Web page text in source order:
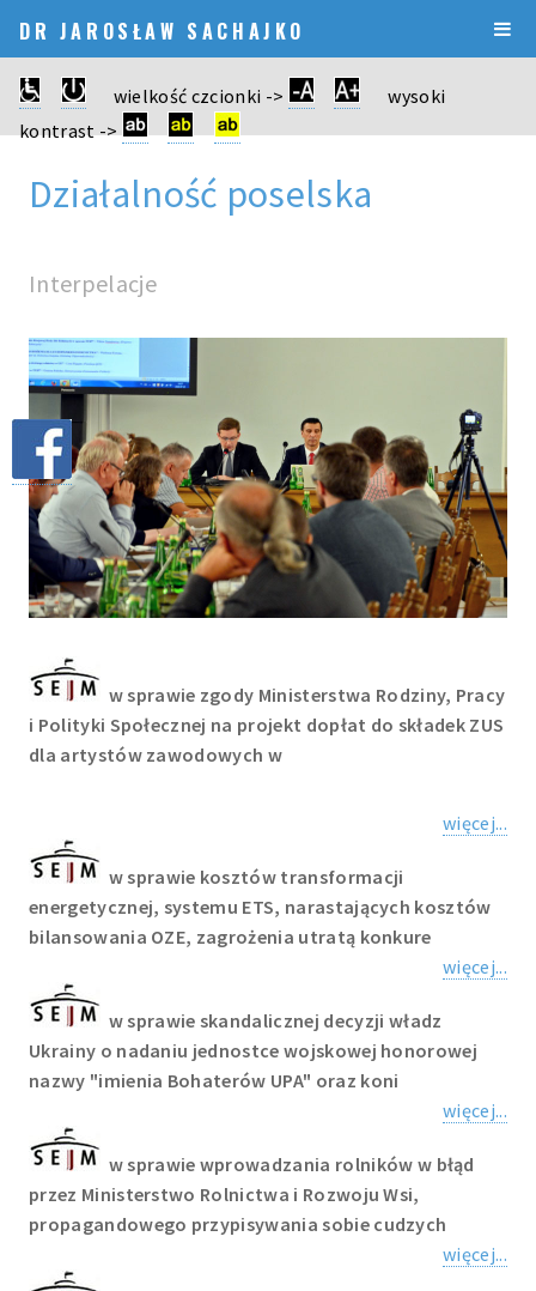
DR JAROSŁAW SACHAJKO
wielkość czcionki ->
wysoki
kontrast ->
Działalność poselska
Interpelacje
w sprawie zgody Ministerstwa Rodziny, Pracy
i Polityki Społecznej na projekt dopłat do składek ZUS
dla artystów zawodowych w
więcej...
w sprawie kosztów transformacji
energetycznej, systemu ETS, narastających kosztów
bilansowania OZE, zagrożenia utratą konkure
więcej...
w sprawie skandalicznej decyzji władz
Ukrainy o nadaniu jednostce wojskowej honorowej
nazwy "imienia Bohaterów UPA" oraz koni
więcej...
w sprawie wprowadzania rolników w błąd
przez Ministerstwo Rolnictwa i Rozwoju Wsi,
propagandowego przypisywania sobie cudzych
więcej...